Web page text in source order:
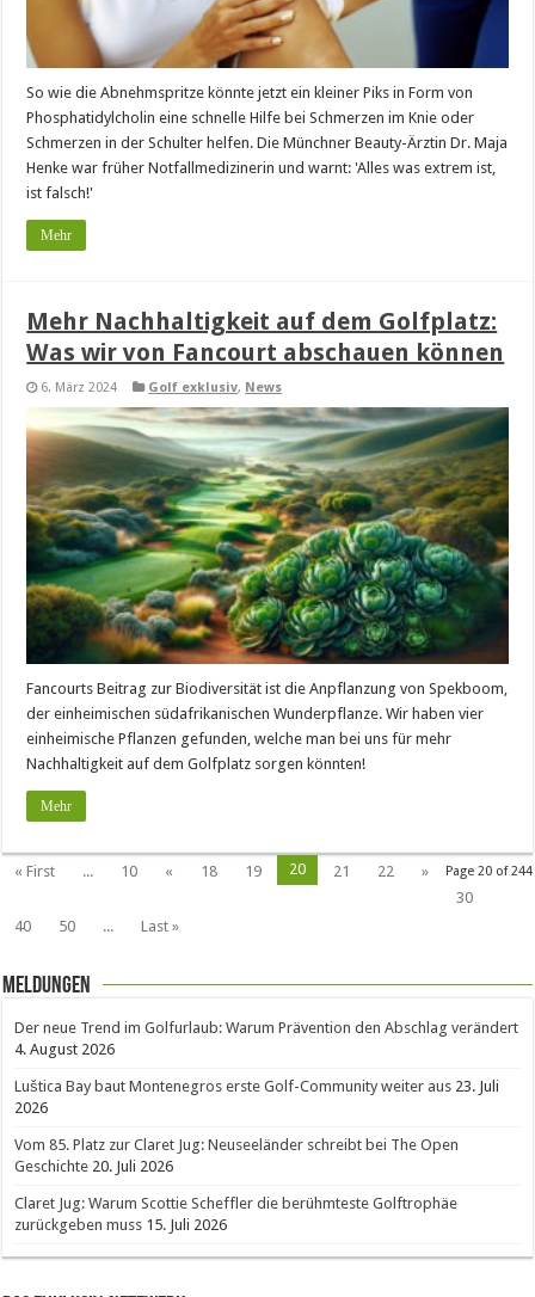
So wie die Abnehmspritze könnte jetzt ein kleiner Piks in Form von
Phosphatidylcholin eine schnelle Hilfe bei Schmerzen im Knie oder
Schmerzen in der Schulter helfen. Die Münchner Beauty-Ärztin Dr. Maja
Henke war früher Notfallmedizinerin und warnt: 'Alles was extrem ist,
ist falsch!'
Mehr
Mehr Nachhaltigkeit auf dem Golfplatz:
Was wir von Fancourt abschauen können
6. März 2024 Golf exklusiv, News
Fancourts Beitrag zur Biodiversität ist die Anpflanzung von Spekboom,
der einheimischen südafrikanischen Wunderpflanze. Wir haben vier
einheimische Pflanzen gefunden, welche man bei uns für mehr
Nachhaltigkeit auf dem Golfplatz sorgen könnten!
Mehr
Page 20 of 244
« First ... 10 « 18 19 20 21 22
»
30
40
50 ... Last »
Meldungen
Der neue Trend im Golfurlaub: Warum Prävention den Abschlag verändert
4. August 2026
Luštica Bay baut Montenegros erste Golf-Community weiter aus 23. Juli
2026
Vom 85. Platz zur Claret Jug: Neuseeländer schreibt bei The Open
Geschichte 20. Juli 2026
Claret Jug: Warum Scottie Scheffler die berühmteste Golftrophäe
zurückgeben muss 15. Juli 2026